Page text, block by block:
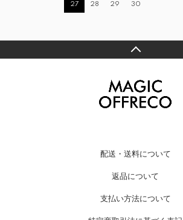
27 28 29 30
配送・送料について
返品について
支払い方法について